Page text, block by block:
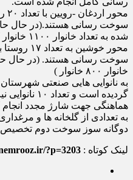
شده به تعداد خانوار ۱۱۰۰ خانوار )
خانوار ۸۰۰ خانوار )
به نانوایی هایی صنعتی
گردیده است
هماهنگی جهت شارژ مجدد
به تعدادی از گلخانه ها و
دوگانه سوز سوخت دوم تخصیص
لینک کوتاه : ?p=3203